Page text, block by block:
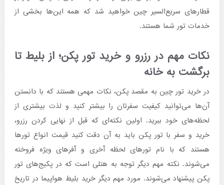
قطارهای سریع‌السیر چین خواهید شد که همه این‌ها بخشی از
خدمات تور شما هستند.
نکات مهم در رزرو و خرید تور پکن؛ از بلیط تا
برگشت به خانه
در خرید تور چین به مقصد پکن، نکات مهمی هستند که با دانستن
آن‌ها می‌توانید کیفیت سفرتان را بیشتر کنید و لذت بیشتری از
لحظه‌های خود ببرید. اولین نکته‌ای که قبل از نهایی کردن رزرو،
خرید و سفر با تور پکن باید به آن دقت کنید قیمت انواع تورها
هستند که با نام تورهای لحظه آخری و آفرهای ویژه فروخته
می‌شوند. نکته مهم دیگر توجه به هتلی است که در پکیج‌های تور
پکن پیشنهاد می‌شوند. مورد مهم دیگر خرید بلیط هواپیما در تاریخ